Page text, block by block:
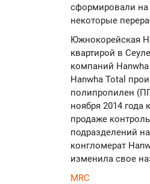
сформировали на
некоторые
Южнокорейская
квартирой в
компаний
Hanwha Total
полипропилен
ноября 2014
продаже
подразделений
конгломерат
изменила свое
MRC